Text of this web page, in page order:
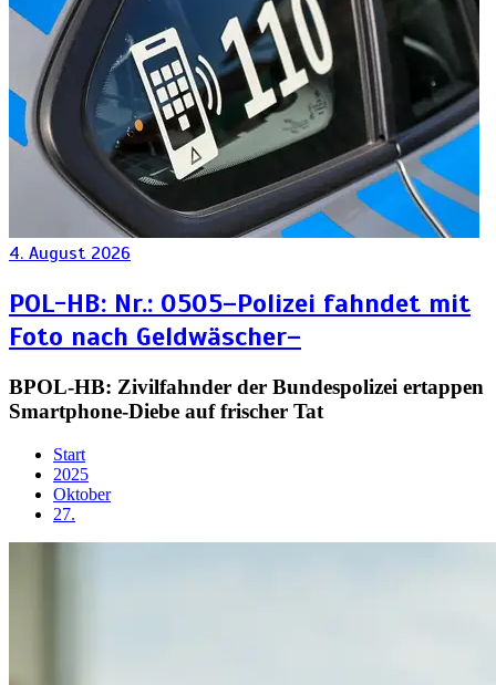
4. August 2026
POL-HB: Nr.: 0505–Polizei fahndet mit
Foto nach Geldwäscher–
BPOL-HB: Zivilfahnder der Bundespolizei ertappen
Smartphone-Diebe auf frischer Tat
Start
2025
Oktober
27.